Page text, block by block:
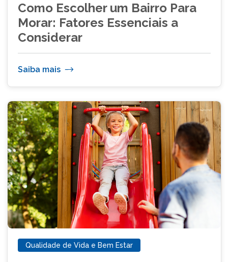
Como Escolher um Bairro Para
Morar: Fatores Essenciais a
Considerar
Saiba mais
Qualidade de Vida e Bem Estar